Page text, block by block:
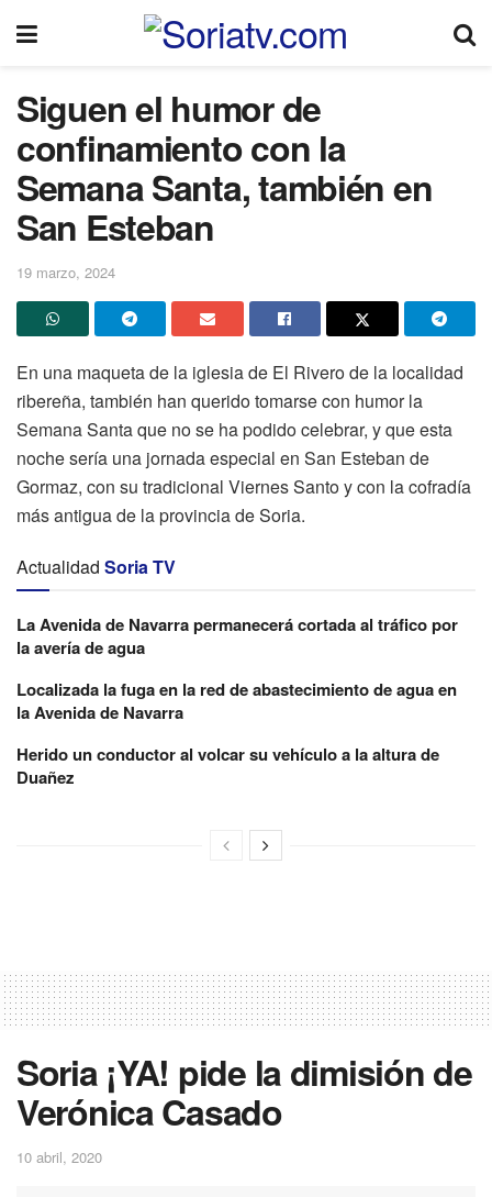
Siguen el humor de
confinamiento con la
Semana Santa, también en
San Esteban
19 marzo, 2024
En una maqueta de la iglesia de El Rivero de la localidad
ribereña, también han querido tomarse con humor la
Semana Santa que no se ha podido celebrar, y que esta
noche sería una jornada especial en San Esteban de
Gormaz, con su tradicional Viernes Santo y con la cofradía
más antigua de la provincia de Soria.
Actualidad Soria TV
La Avenida de Navarra permanecerá cortada al tráfico por
la avería de agua
Localizada la fuga en la red de abastecimiento de agua en
la Avenida de Navarra
Herido un conductor al volcar su vehículo a la altura de
Duañez
Soria ¡YA! pide la dimisión de
Verónica Casado
10 abril, 2020